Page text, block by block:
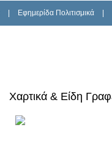
Εφημερίδα Πολιτισμικά
Χαρτικά & Είδη